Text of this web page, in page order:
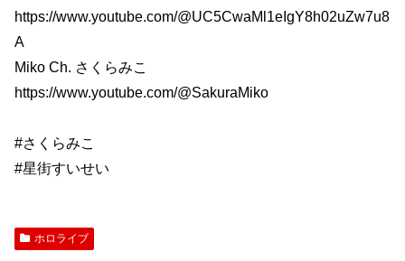
https://www.youtube.com/@UC5CwaMl1eIgY8h02uZw7u8
A
Miko Ch. さくらみこ
https://www.youtube.com/@SakuraMiko
#さくらみこ
#星街すいせい
ホロライブ